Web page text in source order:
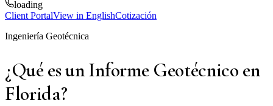
loading
Client PortalView in EnglishCotización
Ingeniería Geotécnica
¿Qué es un Informe Geotécnico en
Florida?